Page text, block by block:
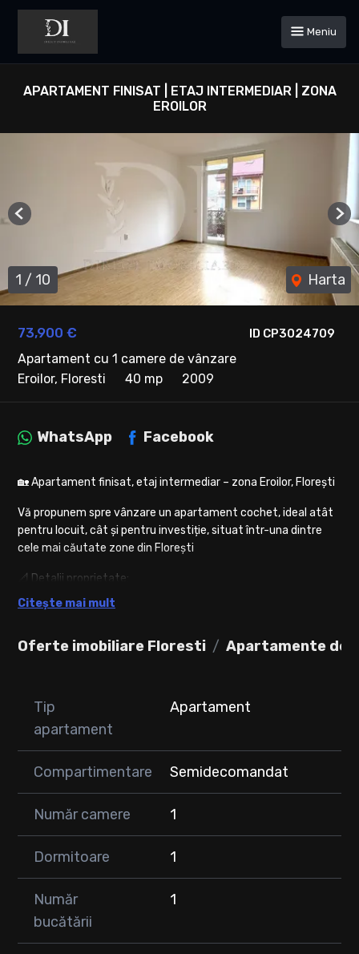
Meniu
APARTAMENT FINISAT | ETAJ INTERMEDIAR | ZONA
EROILOR
ID CP3024709
73,900 €
Apartament cu 1 camere de vânzare
Eroilor, Floresti
40 mp 2009
1 / 10 Harta
Previous
Oferte imobiliare Floresti Apartamente de
WhatsApp Facebook
🏡 Apartament finisat, etaj intermediar – zona Eroilor, Florești
Vă propunem spre vânzare un apartament cochet, ideal atât
pentru locuit, cât și pentru investiție, situat într-una dintre
cele mai căutate zone din Florești
📐 Detalii proprietate:
• Suprafață utilă: 40 mp
• Balcon generos: 8 mp
• Compartimentare practică și eficientă
• Bucătărie separată, închisă
• Cameră luminoasă
• Baie
🔧 Dotări și finisaje:
• Apartament finisat recent – gata de mutare
• Centrală termică proprie + calorifere
• Geamuri termopan
• Ușă metalică la intrare
📍 Localizare excelentă:
• Situat la doar ~200 m de stația de autobuz (Eroilor)
Citește mai mult
Tip
apartament
Apartament
Compartimentare Semidecomandat
Număr camere 1
Dormitoare 1
Număr
bucătării
1